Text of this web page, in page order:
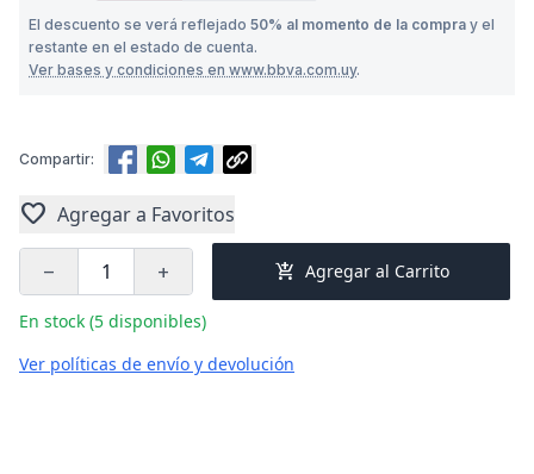
El descuento se verá reflejado 50% al momento de la compra y el
restante en el estado de cuenta.
Ver bases y condiciones en www.bbva.com.uy.
Compartir:
favorite Agregar a Favoritos
remove add add_shopping_cart Agregar al Carrito
En stock (5 disponibles)
Ver políticas de envío y devolución